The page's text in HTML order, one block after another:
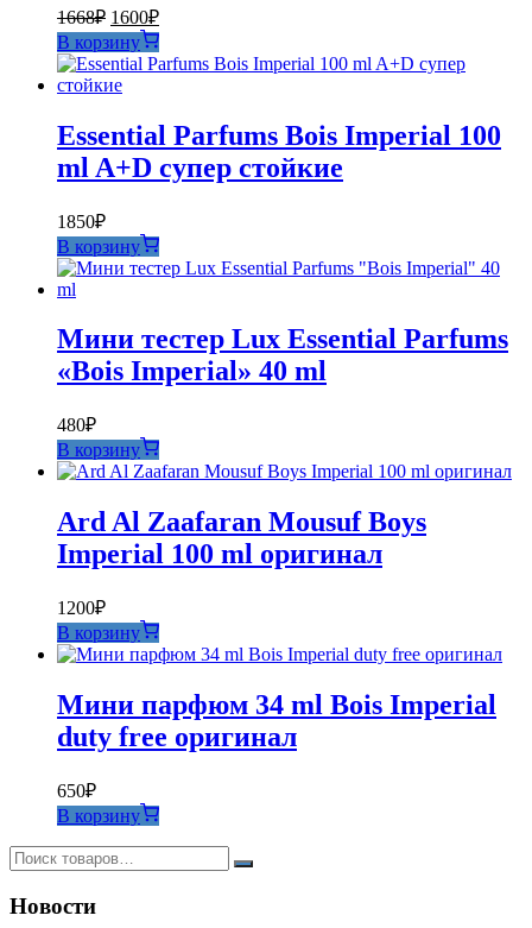
1668₽ Первоначальная
цена
составляла
1668₽.
1600₽Текущая
цена:
1600₽.
В корзину
Essential Parfums Bois Imperial 100
ml A+D супер стойкие
1850₽
В корзину
Мини тестер Lux Essential Parfums
«Bois Imperial» 40 ml
480₽
В корзину
Ard Al Zaafaran Mousuf Boys
Imperial 100 ml оригинал
1200₽
В корзину
Мини парфюм 34 ml Bois Imperial
duty free оригинал
650₽
В корзину
Новости